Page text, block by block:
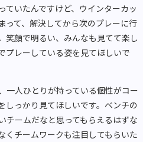
ていたんですけど、ウインターカッ
って、解決してから次のプレーに行
笑顔で明るい、みんなも見てて楽し
プレーしている姿を見てほしいで
一人ひとりが持っている個性がコー
しっかり見てほしいです。ベンチの
チームだなと思ってもらえるはずな
くチームワークも注目してもらいた